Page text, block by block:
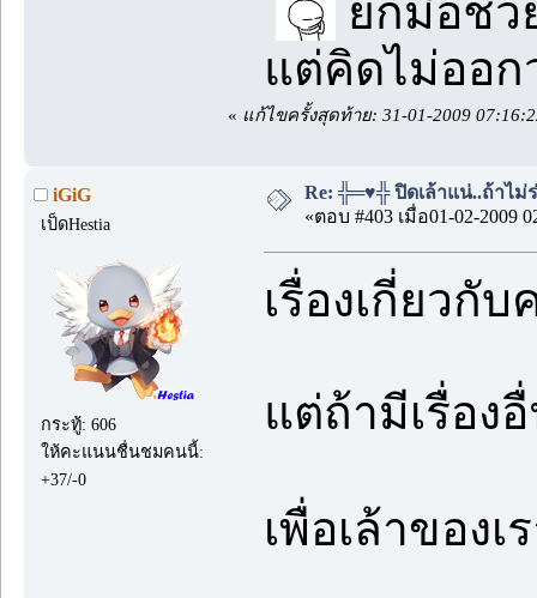
ยกมือช่ว
แต่คิดไม่ออก
« แก้ไขครั้งสุดท้าย: 31-01-2009
iGiG
เป็ดHestia
กระทู้: 606
ให้คะแนนชื่นชมคนนี้:
+37/-0
Re: ╬═♥╬ ปิดเล้าแน่..ถ้าไ
«ตอบ #403 เมื่อ01-02-2009
เรื่องเกี่ยวกั
แต่ถ้ามีเรื่อง
เพื่อเล้าของ